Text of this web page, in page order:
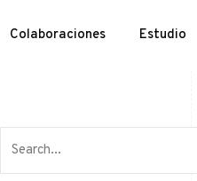
Colaboraciones Estudio